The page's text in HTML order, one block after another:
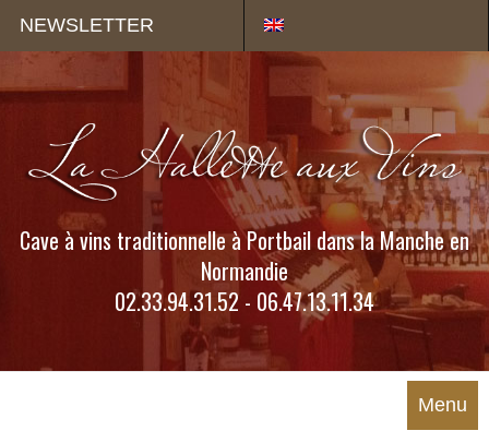
NEWSLETTER
Cave à vins traditionnelle à Portbail dans la Manche en
Normandie
02.33.94.31.52 - 06.47.13.11.34
Menu
Panneau de gestion des cookies